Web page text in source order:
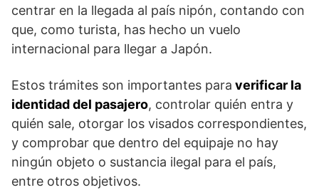
centrar en la llegada al país nipón, contando con
que, como turista, has hecho un vuelo
internacional para llegar a Japón.
Estos trámites son importantes para verificar la
identidad del pasajero, controlar quién entra y
quién sale, otorgar los visados correspondientes,
y comprobar que dentro del equipaje no hay
ningún objeto o sustancia ilegal para el país,
entre otros objetivos.